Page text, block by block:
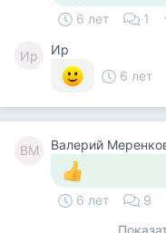
6 лет 1
Ир
Ир
6 лет
ВМ Валерий
6 лет 9